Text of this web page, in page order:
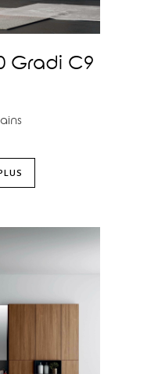
Gradi C9